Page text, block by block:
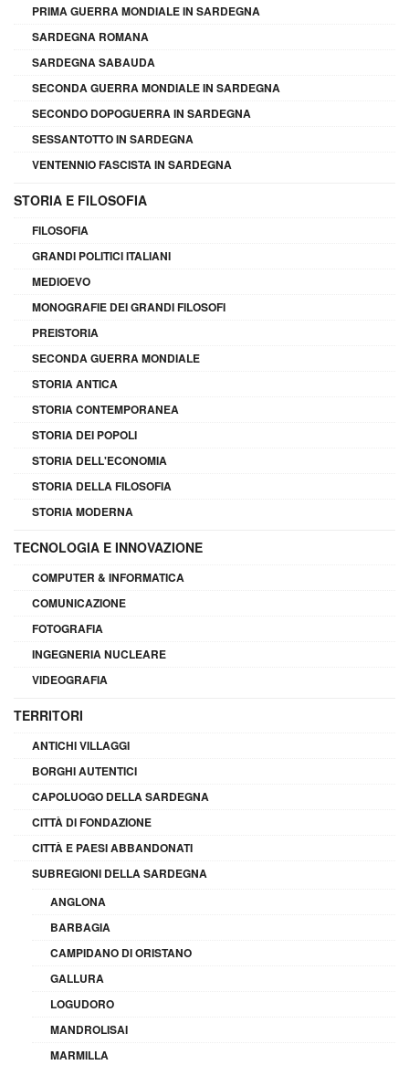
PRIMA GUERRA MONDIALE IN SARDEGNA
SARDEGNA ROMANA
SARDEGNA SABAUDA
SECONDA GUERRA MONDIALE IN SARDEGNA
SECONDO DOPOGUERRA IN SARDEGNA
SESSANTOTTO IN SARDEGNA
VENTENNIO FASCISTA IN SARDEGNA
STORIA E FILOSOFIA
FILOSOFIA
GRANDI POLITICI ITALIANI
MEDIOEVO
MONOGRAFIE DEI GRANDI FILOSOFI
PREISTORIA
SECONDA GUERRA MONDIALE
STORIA ANTICA
STORIA CONTEMPORANEA
STORIA DEI POPOLI
STORIA DELL'ECONOMIA
STORIA DELLA FILOSOFIA
STORIA MODERNA
TECNOLOGIA E INNOVAZIONE
COMPUTER & INFORMATICA
COMUNICAZIONE
FOTOGRAFIA
INGEGNERIA NUCLEARE
VIDEOGRAFIA
TERRITORI
ANTICHI VILLAGGI
BORGHI AUTENTICI
CAPOLUOGO DELLA SARDEGNA
CITTÀ DI FONDAZIONE
CITTÀ E PAESI ABBANDONATI
SUBREGIONI DELLA SARDEGNA
ANGLONA
BARBAGIA
CAMPIDANO DI ORISTANO
GALLURA
LOGUDORO
MANDROLISAI
MARMILLA